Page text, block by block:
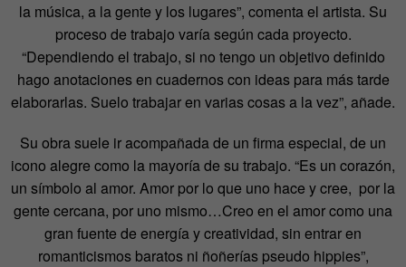
la música, a la gente y los lugares”, comenta el artista. Su
proceso de trabajo varía según cada proyecto.
“Dependiendo el trabajo, si no tengo un objetivo definido
hago anotaciones en cuadernos con ideas para más tarde
elaborarlas. Suelo trabajar en varias cosas a la vez”, añade.
Su obra suele ir acompañada de un firma especial, de un
icono alegre como la mayoría de su trabajo. “Es un corazón,
un símbolo al amor. Amor por lo que uno hace y cree, por la
gente cercana, por uno mismo…Creo en el amor como una
gran fuente de energía y creatividad, sin entrar en
romanticismos baratos ni ñoñerías pseudo hippies”,